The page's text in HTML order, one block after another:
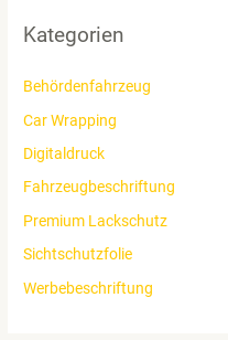
e
n
a
Kategorien
Behördenfahrzeug
Car Wrapping
Digitaldruck
Fahrzeugbeschriftung
Premium Lackschutz
Sichtschutzfolie
Werbebeschriftung